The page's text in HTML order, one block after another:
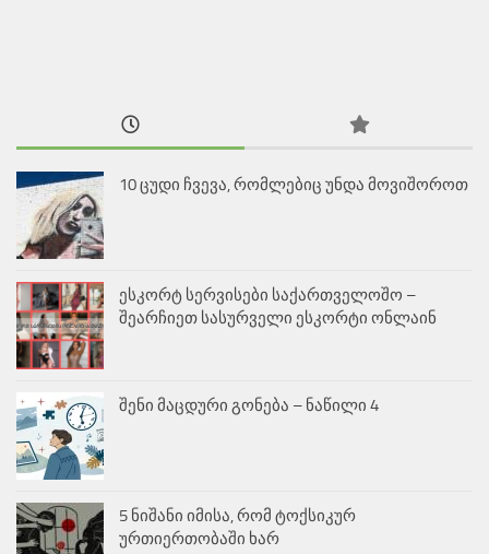
10 ცუდი ჩვევა, რომლებიც უნდა მოვიშოროთ
ესკორტ სერვისები საქართველოშო –
შეარჩიეთ სასურველი ესკორტი ონლაინ
შენი მაცდური გონება – ნაწილი 4
5 ნიშანი იმისა, რომ ტოქსიკურ
ურთიერთობაში ხარ